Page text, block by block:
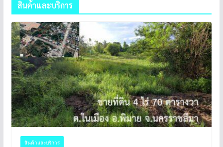
สินค้าและบริการ
สินค้าและบริการ